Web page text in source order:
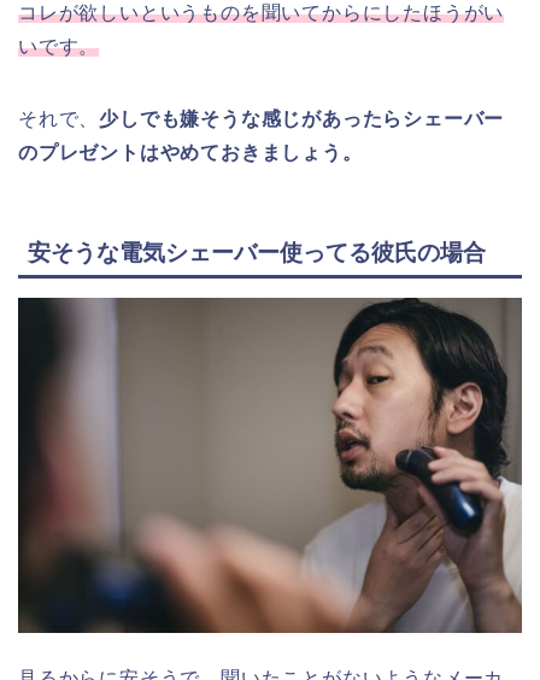
コレが欲しいというものを聞いてからにしたほうがい
いです。
それで、 少しでも嫌そうな感じがあったらシェーバー
のプレゼントはやめておきましょう。
安そうな電気シェーバー使ってる彼氏の場合